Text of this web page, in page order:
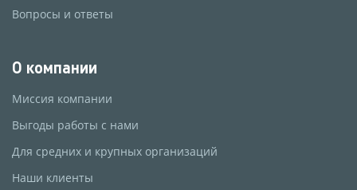
Вопросы и ответы
О компании
Миссия компании
Выгоды работы с нами
Для средних и крупных организаций
Наши клиенты